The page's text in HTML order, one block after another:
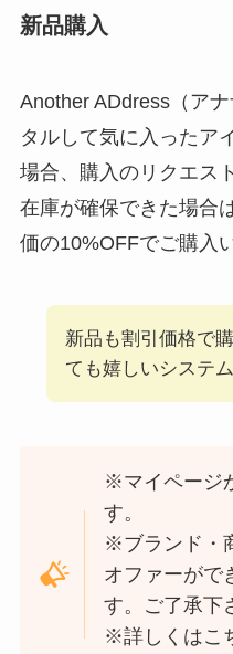
新品購入
Another ADdress（ア
タルして気に入ったア
場合、購入のリクエス
在庫が確保できた場合
価の10%OFFでご購入
新品も割引価格で
ても嬉しいシステ
※マイページ
す。
※ブランド・
オファーがで
す。ご了承下
※詳しくはこ